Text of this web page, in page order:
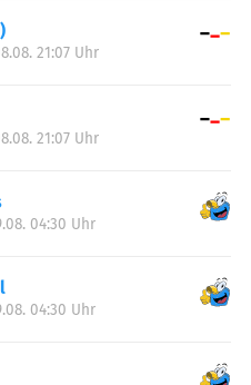
06:00-23:00
21:07 Uhr
21:07 Uhr
04:30 Uhr
04:30 Uhr